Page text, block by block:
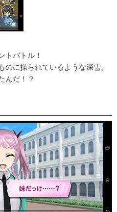
トバトル！
に操られているような深雪。
んだ！？